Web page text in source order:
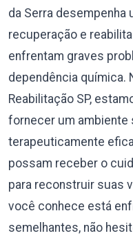
da Serra desempenha
recuperação e
enfrentam graves
dependência química.
Reabilitação SP,
fornecer um ambiente
terapeuticamente
possam receber o
para reconstruir suas
você conhece está
semelhantes, não